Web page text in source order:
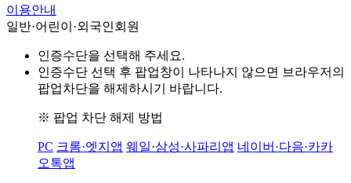
이용안내
일반·어린이·외국인회원
인증수단을 선택해 주세요.
인증수단 선택 후 팝업창이 나타나지 않으면 브라우저의
팝업차단을 해제하시기 바랍니다.
※ 팝업 차단 해제 방법
PC 크롬·엣지앱 웨일·삼성·사파리앱 네이버·다음·카카
오톡앱